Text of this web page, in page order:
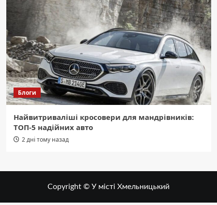
Блоги
Найвитриваліші кросовери для мандрівників:
ТОП-5 надійних авто
2 дні тому назад
Copyright © У місті Хмельницький